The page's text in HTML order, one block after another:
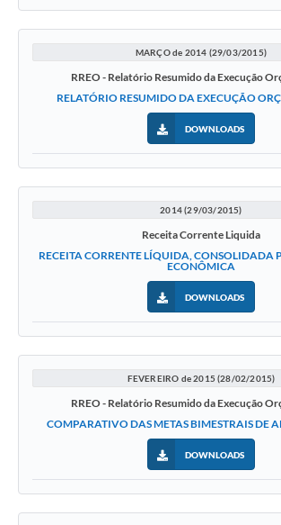
MARÇO de 2014 (29/03/2015)
RREO - Relatório Resumido da Execução
RELATÓRIO RESUMIDO DA EXECUÇÃO
DOWNLOADS
2014 (29/03/2015)
Receita Corrente Liquida
RECEITA CORRENTE LÍQUIDA, CONSOLIDADA
ECONÔMICA
DOWNLOADS
FEVEREIRO de 2015 (28/02/2015)
RREO - Relatório Resumido da Execução
COMPARATIVO DAS METAS BIMESTRAIS DE
DOWNLOADS